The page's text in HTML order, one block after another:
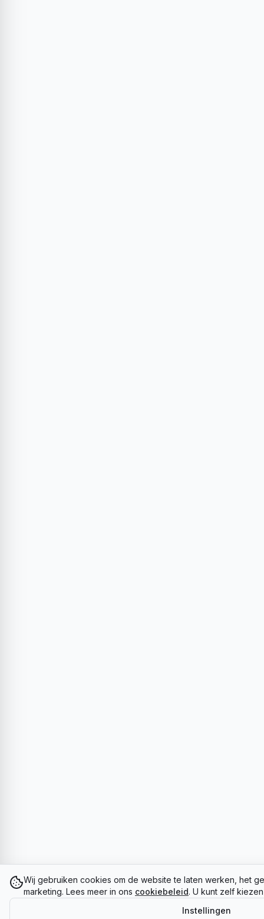
Wij gebruiken cookies om de website te laten werken, het
marketing. Lees meer in ons cookiebeleid. U kunt zelf
Instellingen